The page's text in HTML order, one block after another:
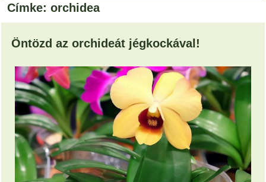
Címke: orchidea
Öntözd az orchideát jégkockával!